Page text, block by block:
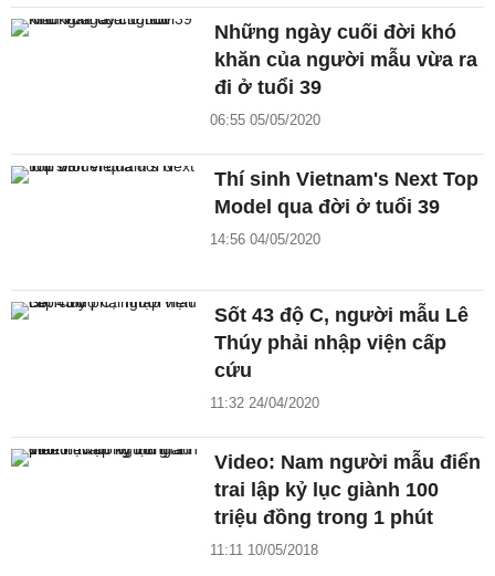
Những ngày cuối đời khó
khăn của người mẫu vừa ra
đi ở tuổi 39
06:55 05/05/2020
Thí sinh Vietnam's Next Top
Model qua đời ở tuổi 39
14:56 04/05/2020
Sốt 43 độ C, người mẫu Lê
Thúy phải nhập viện cấp
cứu
11:32 24/04/2020
Video: Nam người mẫu điển
trai lập kỷ lục giành 100
triệu đồng trong 1 phút
11:11 10/05/2018